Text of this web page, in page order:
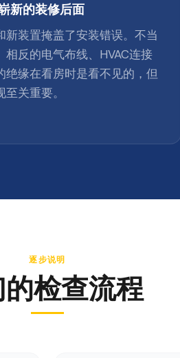
新的装修后面
新装置掩盖了安装错误。不当
相反的电气布线、HVAC连接
绝缘在看房时是看不见的，但
关重要。
逐步说明
检查流程